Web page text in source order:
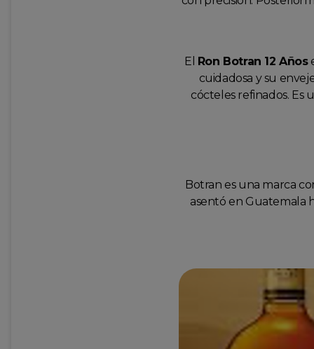
El Ron Botran 12 Años
cuidadosa y su
cócteles refinados. Es
Botran es una marca
asentó en Guatemala